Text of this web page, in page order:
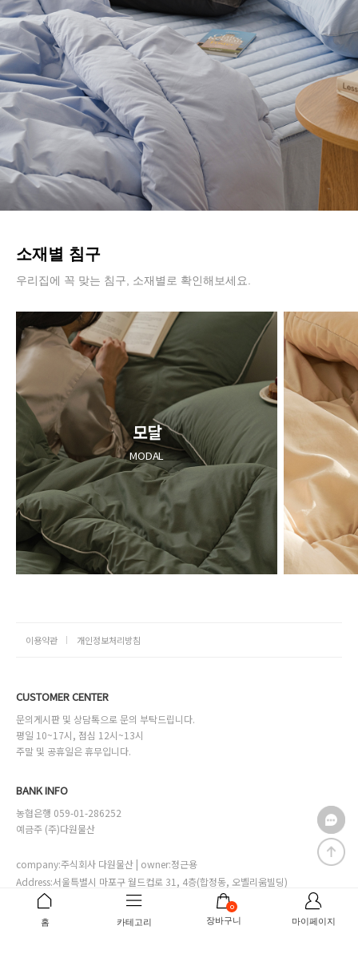
홈 카테고리
0
장바구니 마이페이지
소재별 침구
우리집에 꼭 맞는 침구, 소재별로 확인해보세요.
모달
MODAL
이용약관 개인정보처리방침
CUSTOMER CENTER
문의게시판 및 상담톡으로 문의 부탁드립니다.
평일 10~17시, 점심 12시~13시
주말 및 공휴일은 휴무입니다.
BANK INFO
농협은행 059-01-286252
예금주 (주)다원물산
company:주식회사 다원물산 | owner:정근용
Address:서울특별시 마포구 월드컵로 31, 4층(합정동, 오벨리움빌딩)
Online sales license:서대문구청 제2002-00028호
Business license:111-81-29892 [사업자번호확인]